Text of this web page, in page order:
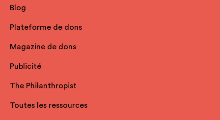
Blog
Plateforme de dons
Magazine de dons
Publicité
The Philanthropist
Toutes les ressources